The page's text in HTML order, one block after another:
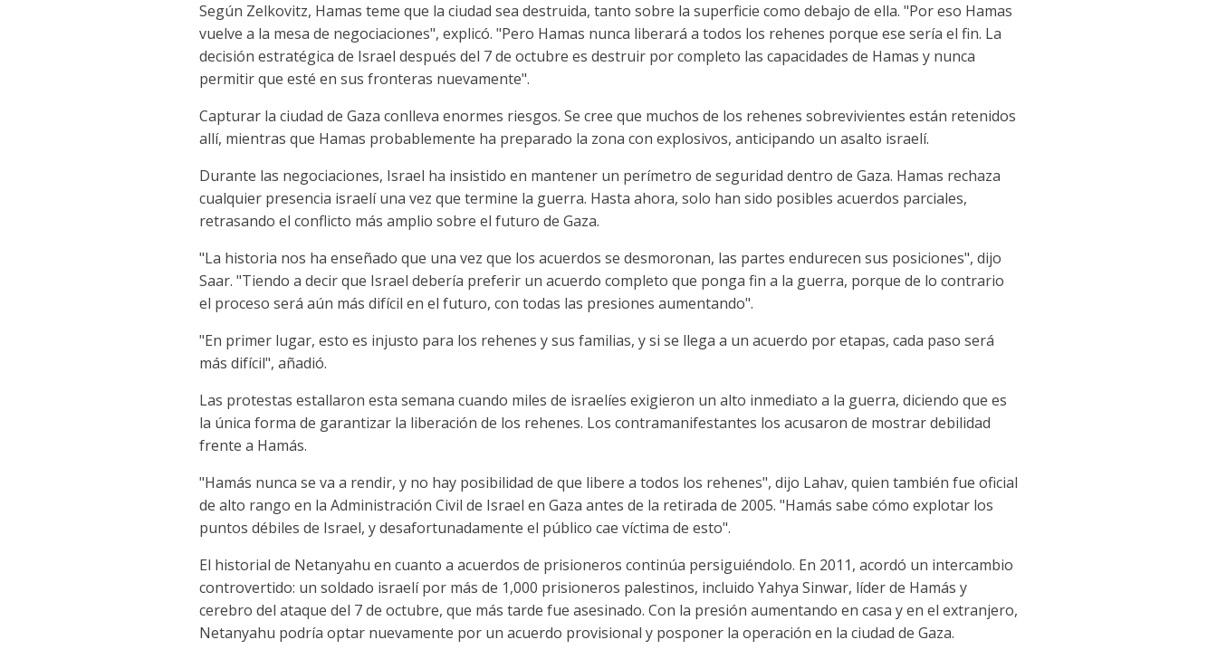
Según Zelkovitz, Hamas teme que la ciudad sea destruida, tanto sobre la superficie como debajo de ella. "Por eso Hamas
vuelve a la mesa de negociaciones", explicó. "Pero Hamas nunca liberará a todos los rehenes porque ese sería el fin. La
decisión estratégica de Israel después del 7 de octubre es destruir por completo las capacidades de Hamas y nunca
permitir que esté en sus fronteras nuevamente".
Capturar la ciudad de Gaza conlleva enormes riesgos. Se cree que muchos de los rehenes sobrevivientes están retenidos
allí, mientras que Hamas probablemente ha preparado la zona con explosivos, anticipando un asalto israelí.
Durante las negociaciones, Israel ha insistido en mantener un perímetro de seguridad dentro de Gaza. Hamas rechaza
cualquier presencia israelí una vez que termine la guerra. Hasta ahora, solo han sido posibles acuerdos parciales,
retrasando el conflicto más amplio sobre el futuro de Gaza.
"La historia nos ha enseñado que una vez que los acuerdos se desmoronan, las partes endurecen sus posiciones", dijo
Saar. "Tiendo a decir que Israel debería preferir un acuerdo completo que ponga fin a la guerra, porque de lo contrario
el proceso será aún más difícil en el futuro, con todas las presiones aumentando".
"En primer lugar, esto es injusto para los rehenes y sus familias, y si se llega a un acuerdo por etapas, cada paso será
más difícil", añadió.
Las protestas estallaron esta semana cuando miles de israelíes exigieron un alto inmediato a la guerra, diciendo que es
la única forma de garantizar la liberación de los rehenes. Los contramanifestantes los acusaron de mostrar debilidad
frente a Hamás.
"Hamás nunca se va a rendir, y no hay posibilidad de que libere a todos los rehenes", dijo Lahav, quien también fue oficial
de alto rango en la Administración Civil de Israel en Gaza antes de la retirada de 2005. "Hamás sabe cómo explotar los
puntos débiles de Israel, y desafortunadamente el público cae víctima de esto".
El historial de Netanyahu en cuanto a acuerdos de prisioneros continúa persiguiéndolo. En 2011, acordó un intercambio
controvertido: un soldado israelí por más de 1,000 prisioneros palestinos, incluido Yahya Sinwar, líder de Hamás y
cerebro del ataque del 7 de octubre, que más tarde fue asesinado. Con la presión aumentando en casa y en el extranjero,
Netanyahu podría optar nuevamente por un acuerdo provisional y posponer la operación en la ciudad de Gaza.